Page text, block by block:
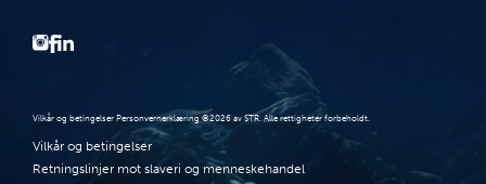
Vilkår og betingelser Personvernerklæring ©2026 av STR. Alle rettigheter forbeholdt.
Vilkår og betingelser
Retningslinjer mot slaveri og menneskehandel